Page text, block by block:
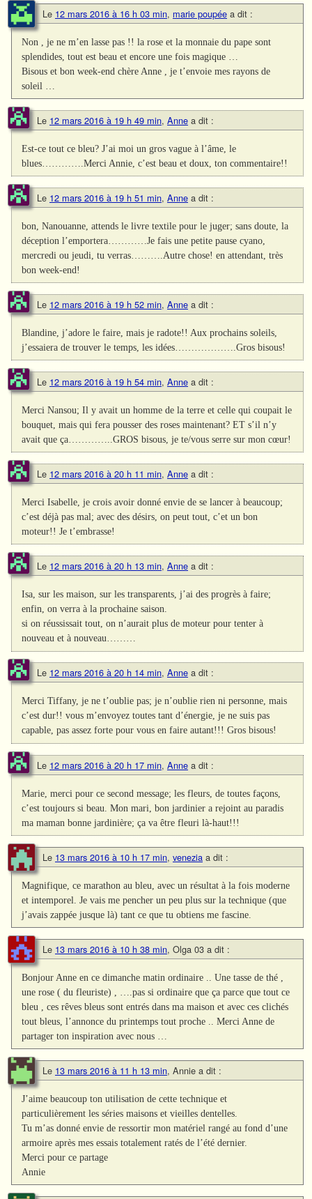
Le 12 mars 2016 à 16 h 03 min, marie poupée a dit :
Non , je ne m’en lasse pas !! la rose et la monnaie du pape sont
splendides, tout est beau et encore une fois magique …
Bisous et bon week-end chère Anne , je t’envoie mes rayons de
soleil …
Le 12 mars 2016 à 19 h 49 min, Anne a dit :
Est-ce tout ce bleu? J’ai moi un gros vague à l’âme, le
blues………….Merci Annie, c’est beau et doux, ton commentaire!!
Le 12 mars 2016 à 19 h 51 min, Anne a dit :
bon, Nanouanne, attends le livre textile pour le juger; sans doute, la
déception l’emportera…………Je fais une petite pause cyano,
mercredi ou jeudi, tu verras……….Autre chose! en attendant, très
bon week-end!
Le 12 mars 2016 à 19 h 52 min, Anne a dit :
Blandine, j’adore le faire, mais je radote!! Aux prochains soleils,
j’essaiera de trouver le temps, les idées……………….Gros bisous!
Le 12 mars 2016 à 19 h 54 min, Anne a dit :
Merci Nansou; Il y avait un homme de la terre et celle qui coupait le
bouquet, mais qui fera pousser des roses maintenant? ET s’il n’y
avait que ça…………..GROS bisous, je te/vous serre sur mon cœur!
Le 12 mars 2016 à 20 h 11 min, Anne a dit :
Merci Isabelle, je crois avoir donné envie de se lancer à beaucoup;
c’est déjà pas mal; avec des désirs, on peut tout, c’et un bon
moteur!! Je t’embrasse!
Le 12 mars 2016 à 20 h 13 min, Anne a dit :
Isa, sur les maison, sur les transparents, j’ai des progrès à faire;
enfin, on verra à la prochaine saison.
si on réussissait tout, on n’aurait plus de moteur pour tenter à
nouveau et à nouveau………
Le 12 mars 2016 à 20 h 14 min, Anne a dit :
Merci Tiffany, je ne t’oublie pas; je n’oublie rien ni personne, mais
c’est dur!! vous m’envoyez toutes tant d’énergie, je ne suis pas
capable, pas assez forte pour vous en faire autant!!! Gros bisous!
Le 12 mars 2016 à 20 h 17 min, Anne a dit :
Marie, merci pour ce second message; les fleurs, de toutes façons,
c’est toujours si beau. Mon mari, bon jardinier a rejoint au paradis
ma maman bonne jardinière; ça va être fleuri là-haut!!!
Le 13 mars 2016 à 10 h 17 min, venezia a dit :
Magnifique, ce marathon au bleu, avec un résultat à la fois moderne
et intemporel. Je vais me pencher un peu plus sur la technique (que
j’avais zappée jusque là) tant ce que tu obtiens me fascine.
Le 13 mars 2016 à 10 h 38 min, Olga 03 a dit :
Bonjour Anne en ce dimanche matin ordinaire .. Une tasse de thé ,
une rose ( du fleuriste) , ….pas si ordinaire que ça parce que tout ce
bleu , ces rêves bleus sont entrés dans ma maison et avec ces clichés
tout bleus, l’annonce du printemps tout proche .. Merci Anne de
partager ton inspiration avec nous …
Le 13 mars 2016 à 11 h 13 min, Annie a dit :
J’aime beaucoup ton utilisation de cette technique et
particulièrement les séries maisons et vieilles dentelles.
Tu m’as donné envie de ressortir mon matériel rangé au fond d’une
armoire après mes essais totalement ratés de l’été dernier.
Merci pour ce partage
Annie